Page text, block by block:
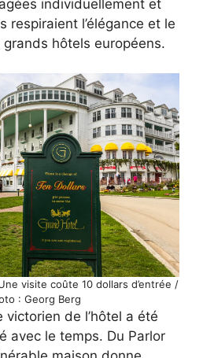
individuellement et
respiraient l’élégance et le
hôtels européens.
visite coûte 10 dollars d’entrée /
: Georg Berg
de l’hôtel a été
avec le temps. Du Parlor